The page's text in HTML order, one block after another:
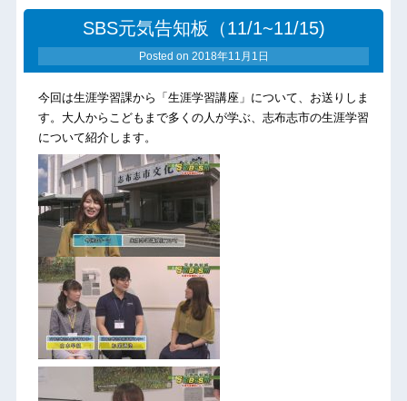
SBS元気告知板（11/1~11/15)
Posted on 2018年11月1日
今回は生涯学習課から「生涯学習講座」について、お送りしま
す。大人からこどもまで多くの人が学ぶ、志布志市の生涯学習
について紹介します。